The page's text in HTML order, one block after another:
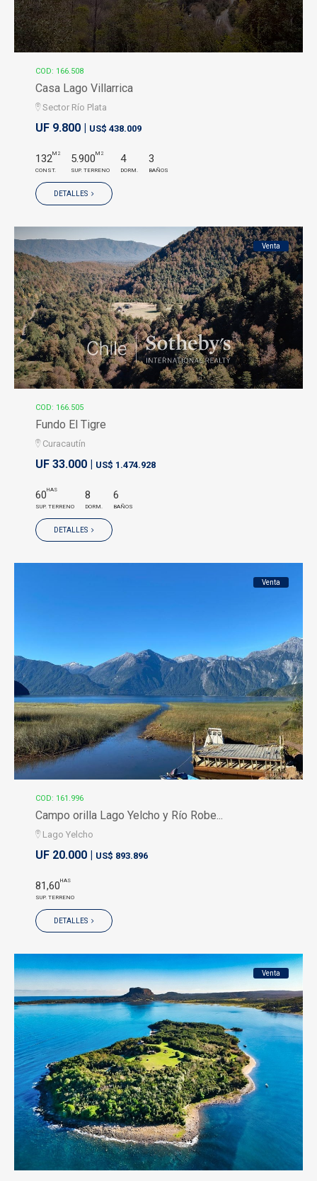
COD: 166.508
Casa Lago Villarrica
Sector Río Plata
UF 9.800 | US$ 438.009
132M2
CONST.
5.900M2
SUP. TERRENO
4
DORM.
3
BAÑOS
DETALLES
Venta
COD: 166.505
Fundo El Tigre
Curacautín
UF 33.000 | US$ 1.474.928
60HAS
SUP. TERRENO
8
DORM.
6
BAÑOS
DETALLES
Venta
COD: 161.996
Campo orilla Lago Yelcho y Río Robe...
Lago Yelcho
UF 20.000 | US$ 893.896
81,60HAS
SUP. TERRENO
DETALLES
Venta